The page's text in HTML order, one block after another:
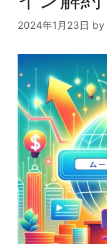
2024年1月23日 by